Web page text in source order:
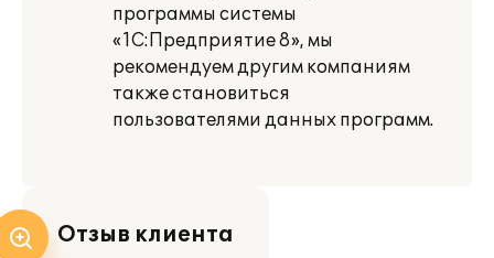
программы системы
«1С:Предприятие 8», мы
рекомендуем другим компаниям
также становиться
пользователями данных программ.
Отзыв клиента